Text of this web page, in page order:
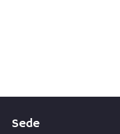
Sede